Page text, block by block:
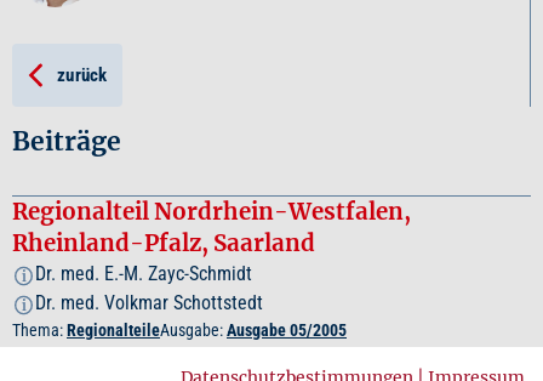
zurück
Beiträge
Regionalteil Nordrhein-Westfalen,
Rheinland-Pfalz, Saarland
i Dr. med. E.-M. Zayc-Schmidt
i Dr. med. Volkmar Schottstedt
Thema:RegionalteileAusgabe:Ausgabe 05/2005